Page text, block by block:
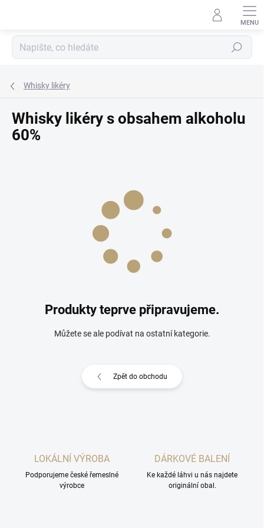
Hledat
Whisky likéry
Whisky likéry s obsahem alkoholu
60%
Produkty teprve připravujeme.
Můžete se ale podívat na ostatní kategorie.
Zpět do obchodu
LOKÁLNÍ VÝROBA
Podporujeme české řemeslné
výrobce
DÁRKOVÉ BALENÍ
Ke každé láhvi u nás najdete
originální obal.